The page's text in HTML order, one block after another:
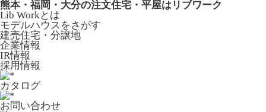
熊本・福岡・大分の注文住宅・平屋はリブワーク
Lib Workとは
モデルハウスをさがす
建売住宅・分譲地
企業情報
IR情報
採用情報
カタログ
お問い合わせ